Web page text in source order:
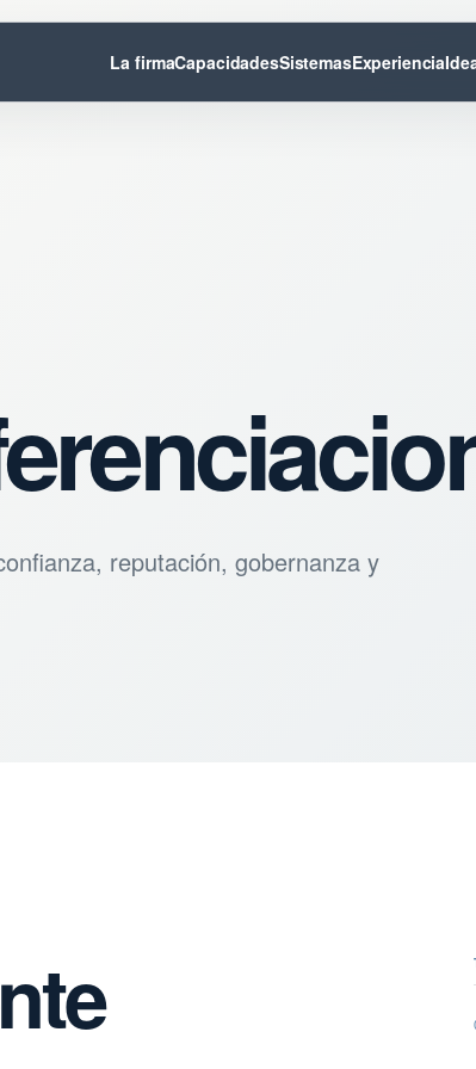
La firmaCapacidadesSistemasExperiencia
reputación, gobernanza y